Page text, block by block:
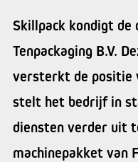
Skillpack kondigt de
Tenpackaging B.V.
versterkt de positie
stelt het bedrijf in
diensten verder uit
machinepakket van